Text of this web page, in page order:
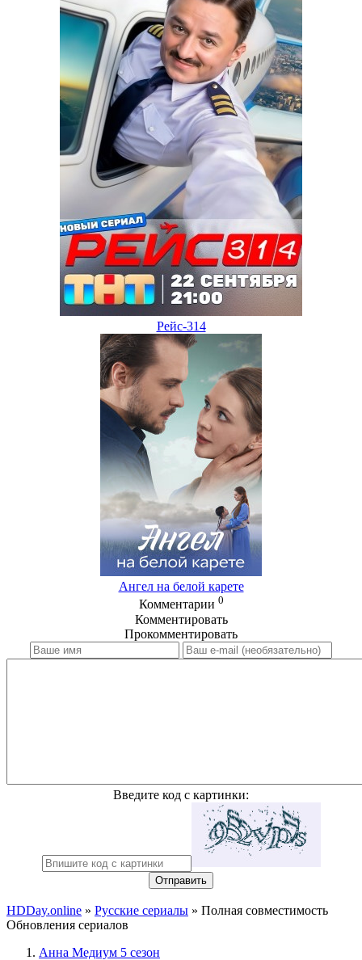
Рейс-314
Ангел на белой карете
Комментарии 0
Комментировать
Прокомментировать
Введите код с картинки:
Отправить
HDDay.online » Русские сериалы » Полная совместимость
Обновления сериалов
Анна Медиум 5 сезон